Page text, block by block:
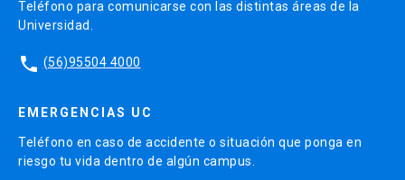
Teléfono para comunicarse con las distintas áreas de la
Universidad.
phone (56)95504 4000
EMERGENCIAS UC
Teléfono en caso de accidente o situación que ponga en
riesgo tu vida dentro de algún campus.